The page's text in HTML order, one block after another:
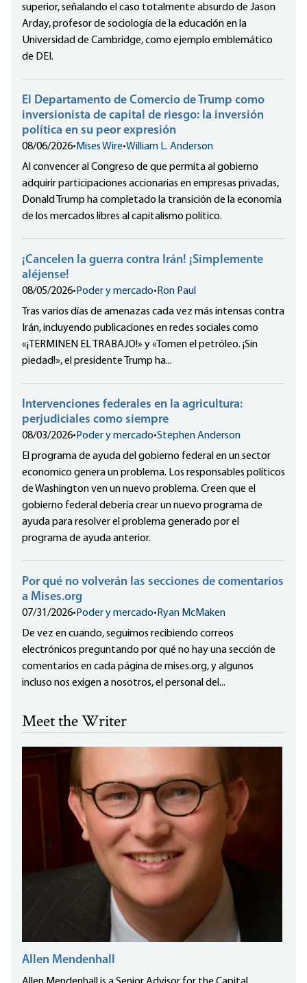
superior, señalando el caso totalmente absurdo de Jason
Arday, profesor de sociología de la educación en la
Universidad de Cambridge, como ejemplo emblemático
de DEI.
El Departamento de Comercio de Trump como
inversionista de capital de riesgo: la inversión
política en su peor expresión
08/06/2026• Mises Wire•William L. Anderson
Al convencer al Congreso de que permita al gobierno
adquirir participaciones accionarias en empresas privadas,
Donald Trump ha completado la transición de la economía
de los mercados libres al capitalismo político.
¡Cancelen la guerra contra Irán! ¡Simplemente
aléjense!
08/05/2026• Poder y mercado• Ron Paul
Tras varios días de amenazas cada vez más intensas contra
Irán, incluyendo publicaciones en redes sociales como
«¡TERMINEN EL TRABAJO!» y «Tomen el petróleo. ¡Sin
piedad!», el presidente Trump ha...
Intervenciones federales en la agricultura:
perjudiciales como siempre
08/03/2026• Poder y mercado•Stephen Anderson
El programa de ayuda del gobierno federal en un sector
economico genera un problema. Los responsables políticos
de Washington ven un nuevo problema. Creen que el
gobierno federal debería crear un nuevo programa de
ayuda para resolver el problema generado por el
programa de ayuda anterior.
Por qué no volverán las secciones de comentarios
a Mises.org
07/31/2026• Poder y mercado• Ryan McMaken
De vez en cuando, seguimos recibiendo correos
electrónicos preguntando por qué no hay una sección de
comentarios en cada página de mises.org, y algunos
incluso nos exigen a nosotros, el personal del...
Meet the Writer
Allen Mendenhall